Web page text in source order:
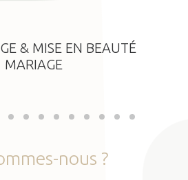
& MISE EN BEAUTÉ
MARIAGE
nous ?